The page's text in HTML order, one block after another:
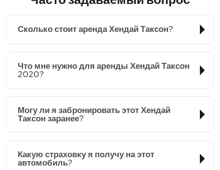
Сколько стоит аренда Хендай Таксон?
Что мне нужно для аренды Хендай Таксон
2020?
Могу ли я забронировать этот Хендай
Таксон заранее?
Какую страховку я получу на этот
автомобиль?